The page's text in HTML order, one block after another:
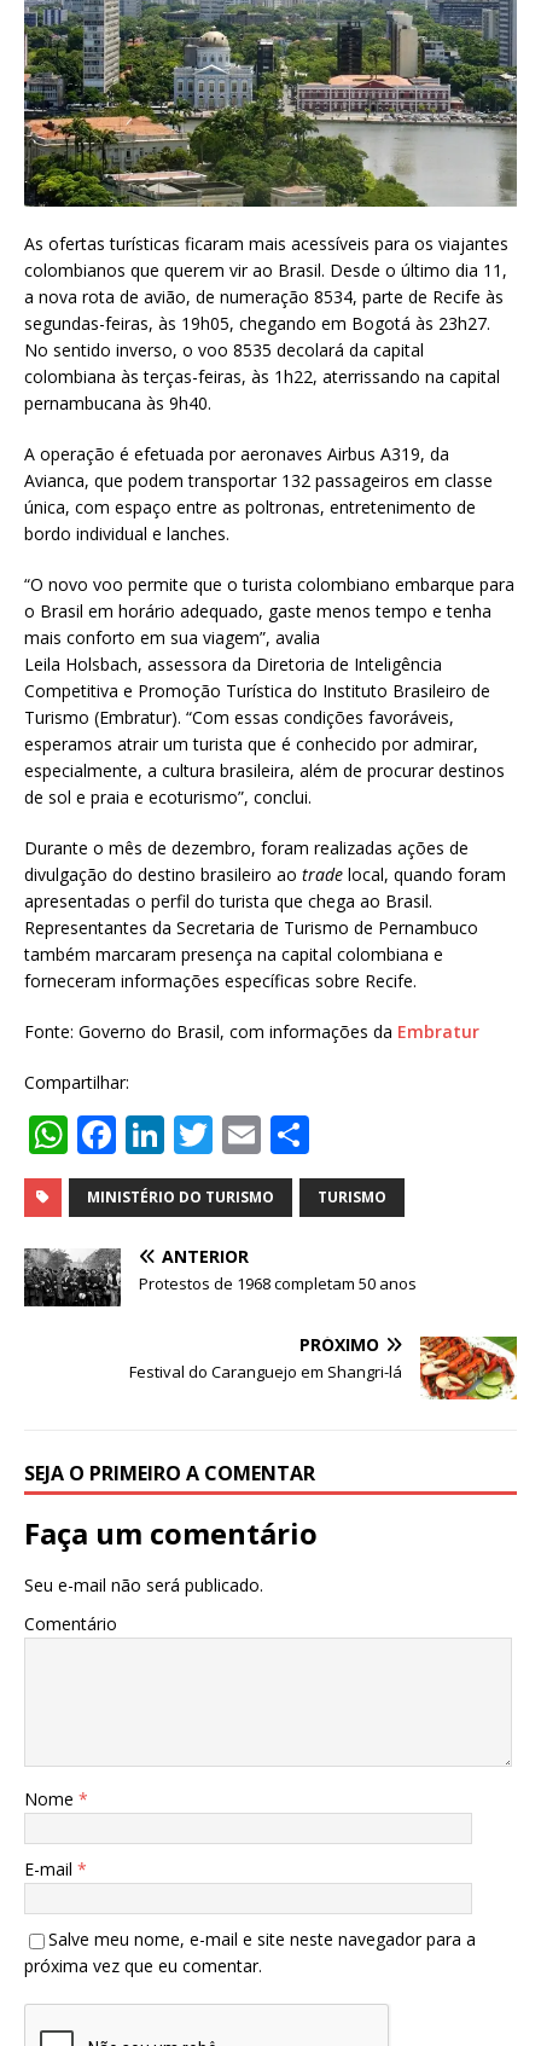
As ofertas turísticas ficaram mais acessíveis para os viajantes
colombianos que querem vir ao Brasil. Desde o último dia 11,
a nova rota de avião, de numeração 8534, parte de Recife às
segundas-feiras, às 19h05, chegando em Bogotá às 23h27.
No sentido inverso, o voo 8535 decolará da capital
colombiana às terças-feiras, às 1h22, aterrissando na capital
pernambucana às 9h40.
A operação é efetuada por aeronaves Airbus A319, da
Avianca, que podem transportar 132 passageiros em classe
única, com espaço entre as poltronas, entretenimento de
bordo individual e lanches.
“O novo voo permite que o turista colombiano embarque para
o Brasil em horário adequado, gaste menos tempo e tenha
mais conforto em sua viagem”, avalia
Leila Holsbach, assessora da Diretoria de Inteligência
Competitiva e Promoção Turística do Instituto Brasileiro de
Turismo (Embratur). “Com essas condições favoráveis,
esperamos atrair um turista que é conhecido por admirar,
especialmente, a cultura brasileira, além de procurar destinos
de sol e praia e ecoturismo”, conclui.
Durante o mês de dezembro, foram realizadas ações de
divulgação do destino brasileiro ao trade local, quando foram
apresentadas o perfil do turista que chega ao Brasil.
Representantes da Secretaria de Turismo de Pernambuco
também marcaram presença na capital colombiana e
forneceram informações específicas sobre Recife.
Fonte: Governo do Brasil, com informações da Embratur
Compartilhar:
W
h
at
s
A
F
a
c
e
b
o
Li
n
k
e
dI
T
w
it
te
r
E
m
ai
h
ar
MINISTÉRIO DO TURISMO TURISMO
ANTERIOR
Protestos de 1968 completam 50 anos
PRÓXIMO
Festival do Caranguejo em Shangri-lá
SEJA O PRIMEIRO A COMENTAR
Faça um comentário
Seu e-mail não será publicado.
Comentário
Nome *
E-mail *
Salve meu nome, e-mail e site neste navegador para a
próxima vez que eu comentar.